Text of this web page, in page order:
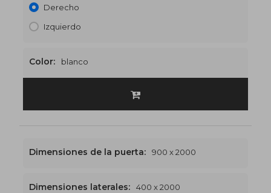
Derecho
Izquierdo
Color: blanco
Dimensiones de la puerta: 900 x 2000
Dimensiones laterales: 400 x 2000